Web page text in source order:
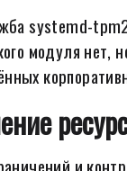
systemd-
модуля нет,